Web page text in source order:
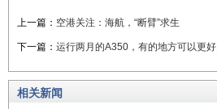
上一篇： 空港关注：海航，“断臂”求生
下一篇： 运行两月的A350，有的地方可以更
相关新闻